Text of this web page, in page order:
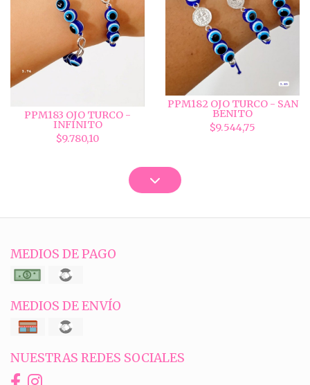
PPM183 OJO TURCO -
INFINITO
$9.780,10
PPM182 OJO TURCO - SAN
BENITO
$9.544,75
MEDIOS DE PAGO
MEDIOS DE ENVÍO
NUESTRAS REDES SOCIALES